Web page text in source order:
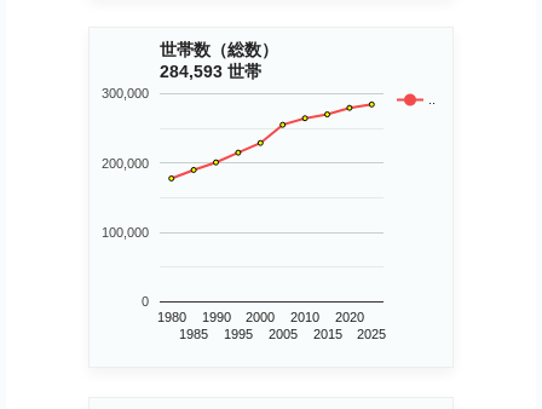
世帯数（総数）
284,593 世帯
..
1980
1985
1990
1995
2000
2005
2010
2015
2020
2025
0
100,000
200,000
300,000